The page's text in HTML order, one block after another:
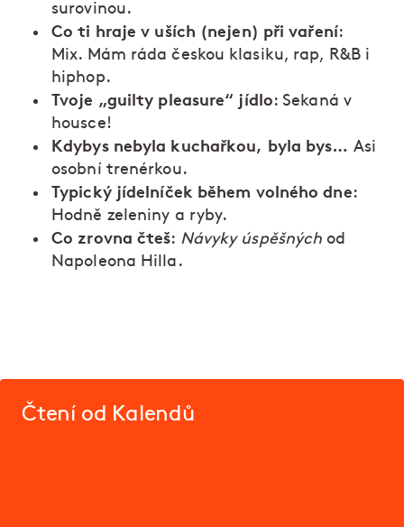
surovinou.
Co ti hraje v uších (nejen) při vaření:
Mix. Mám ráda českou klasiku, rap, R&B i
hiphop.
Tvoje „guilty pleasure“ jídlo: Sekaná v
housce!
Kdybys nebyla kuchařkou, byla bys… Asi
osobní trenérkou.
Typický jídelníček během volného dne:
Hodně zeleniny a ryby.
Co zrovna čteš: Návyky úspěšných od
Napoleona Hilla.
Čtení od Kalendů